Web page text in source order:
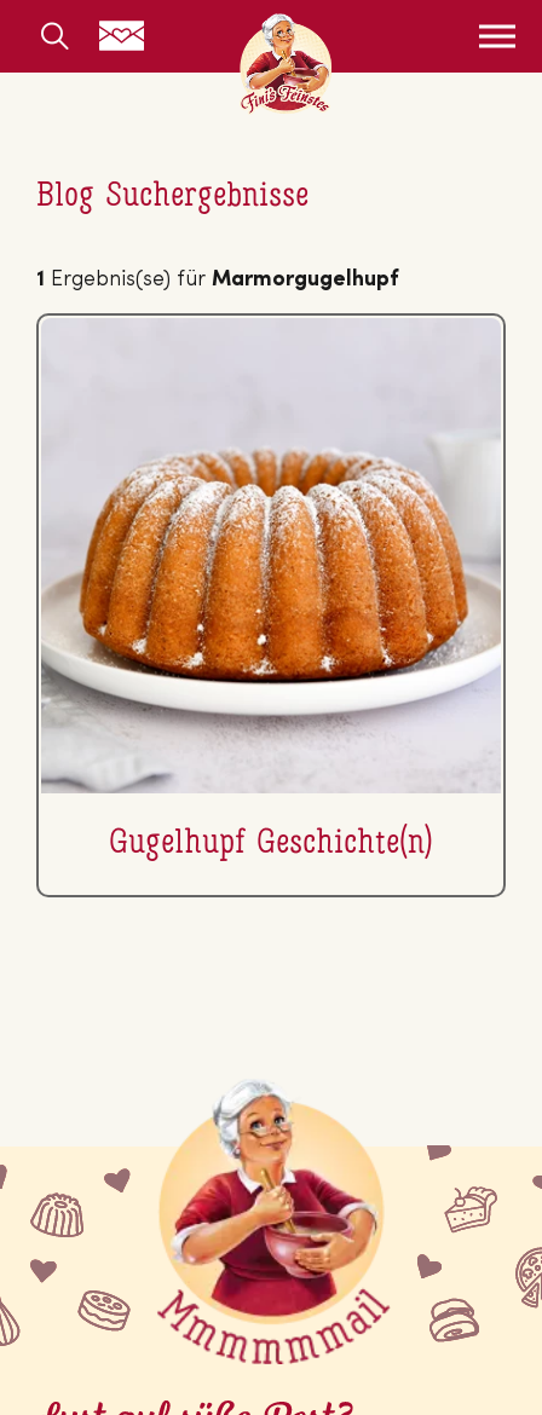
Blog Suchergebnisse
1 Ergebnis(se) für Marmorgugelhupf
Gugelhupf Ge­schich­te(n)